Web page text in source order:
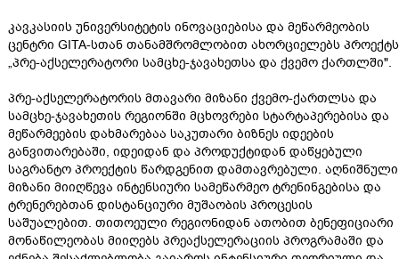
კავკასიის უნივერსიტეტის ინოვაციებისა და მეწარმეობის
ცენტრი GITA-სთან თანამშრომლობით ახორციელებს პროექტს
„პრე-აქსელერატორი სამცხე-ჯავახეთსა და ქვემო ქართლში".
პრე-აქსელერატორის მთავარი მიზანი ქვემო-ქართლსა და
სამცხე-ჯავახეთის რეგიონში მცხოვრები სტარტაპერებისა და
მეწარმეების დახმარებაა საკუთარი ბიზნეს იდეების
განვითარებაში, იდეიდან და პროდუქტიდან დაწყებული
საგრანტო პროექტის წარდგენით დამთავრებული. აღნიშნული
მიზანი მიიღწევა ინტენსიური სამეწარმეო ტრენინგებისა და
ტრენერებთან დისტანციური მუშაობის პროცესის
საშუალებით. თითოეული რეგიონიდან ათობით ბენეფიციარი
მონაწილეობას მიიღებს პრეაქსელერაციის პროგრამაში და